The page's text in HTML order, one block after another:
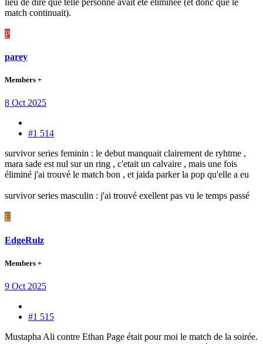
match continuait).
P
parey
Members +
8 Oct 2025
#1 514
survivor series feminin : le debut manquait clairement de ryhtme ,
mara sade est nul sur un ring , c'etait un calvaire , mais une fois
éliminé j'ai trouvé le match bon , et jaida parker la pop qu'elle a eu
survivor series masculin : j'ai trouvé exellent pas vu le temps passé
E
EdgeRulz
Members +
9 Oct 2025
#1 515
Mustapha Ali contre Ethan Page était pour moi le match de la soirée.